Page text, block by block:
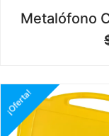
Metalófono
¡Oferta!